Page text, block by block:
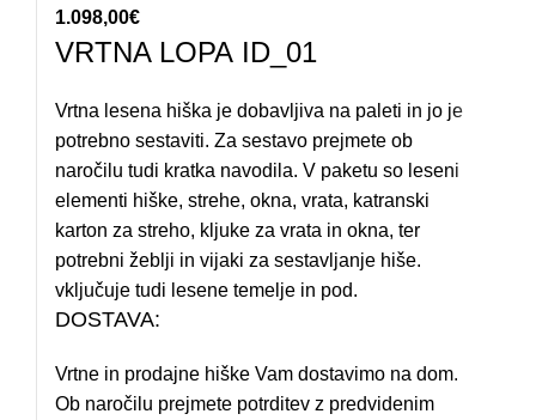
1.098,00€
VRTNA LOPA ID_01
Vrtna lesena hiška je dobavljiva na paleti in jo je
potrebno sestaviti. Za sestavo prejmete ob
naročilu tudi kratka navodila. V paketu so leseni
elementi hiške, strehe, okna, vrata, katranski
karton za streho, kljuke za vrata in okna, ter
potrebni žeblji in vijaki za sestavljanje hiše.
vključuje tudi lesene temelje in pod.
DOSTAVA:
Vrtne in prodajne hiške Vam dostavimo na dom.
Ob naročilu prejmete potrditev z predvidenim